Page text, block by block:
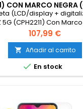
CON MARCO NEGRA
(LCD/display +
5G (CPH2211) Con
Precio
107,99 €
 Añadir al carrito
 En stock